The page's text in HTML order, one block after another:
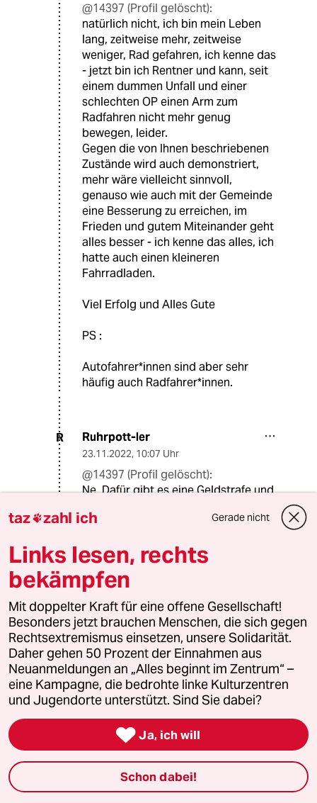
@14397 (Profil gelöscht):
natürlich nicht, ich bin mein Leben
lang, zeitweise mehr, zeitweise
weniger, Rad gefahren, ich kenne das
- jetzt bin ich Rentner und kann, seit
einem dummen Unfall und einer
schlechten OP einen Arm zum
Radfahren nicht mehr genug
bewegen, leider.
Gegen die von Ihnen beschriebenen
Zustände wird auch demonstriert,
mehr wäre vielleicht sinnvoll,
genauso wie auch mit der Gemeinde
eine Besserung zu erreichen, im
Frieden und gutem Miteinander geht
alles besser - ich kenne das alles, ich
hatte auch einen kleineren
Fahrradladen.
Viel Erfolg und Alles Gute
PS :
Autofahrer*innen sind aber sehr
häufig auch Radfahrer*innen.
R Ruhrpott-ler
23.11.2022, 10:07 Uhr
@14397 (Profil gelöscht):
Ne. Dafür gibt es eine Geldstrafe und
Und die Tage wurde Jemandem der
(glaube 113) sogar, entzogen.
Da wird also sanktioniert.
ML Maike Lala
23.11.2022,19:44 Uhr
@Ruhrpott-ler:
Ja klar. In homöopathischen Dosen.
Es ist doch so: Je mehr Leute im
Auto sitzen umso weniger taugt das
Auto als Fortbewegungsmittel, weil
Straßen verstopft. Die größten
Feinde der Autofahrer*innen sind sie
selber, nur richtig blöd ist, dass sie
damit auch denen zu Fuß und auf
taz zahl ich Gerade nicht
Links lesen, rechts
bekämpfen
Mit doppelter Kraft für eine offene Gesellschaft!
Besonders jetzt brauchen Menschen, die sich gegen
Rechtsextremismus einsetzen, unsere Solidarität.
Daher gehen 50 Prozent der Einnahmen aus
Neuanmeldungen an „Alles beginnt im Zentrum“ –
eine Kampagne, die bedrohte linke Kulturzentren
und Jugendorte unterstützt. Sind Sie dabei?
 Ja, ich will
Schon dabei!